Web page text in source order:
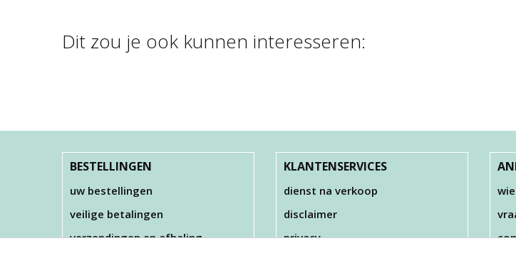
Dit zou je ook kunnen interesseren:
BESTELLINGEN
uw bestellingen
veilige betalingen
verzendingen en afhaling
KLANTENSERVICES
dienst na verkoop
disclaimer
privacy